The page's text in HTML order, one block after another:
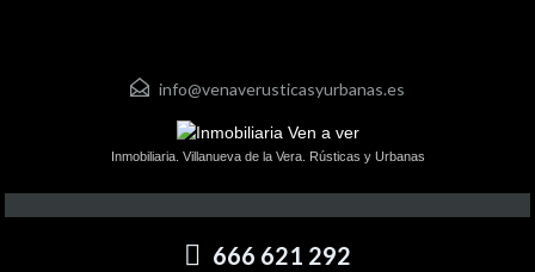
info@venaverusticasyurbanas.es
Inmobiliaria. Villanueva de la Vera. Rústicas y Urbanas
666 621 292